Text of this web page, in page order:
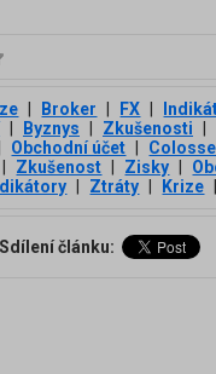
Broker FX
Byznys Zkušenosti
Obchodní účet
Zkušenost Zisky
Ztráty Krize
Sdílení článku: